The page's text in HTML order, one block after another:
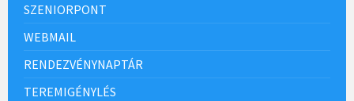
SZENIORPONT
WEBMAIL
RENDEZVÉNYNAPTÁR
TEREMIGÉNYLÉS